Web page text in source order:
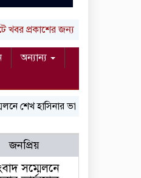
জন্য আপনার লিখা (তথ্য,
অন্যান্য
হাসিনার ভার্চ্যুয়াল বক্তব্যে ভারতের
জনপ্রিয়
সম্মেলনে